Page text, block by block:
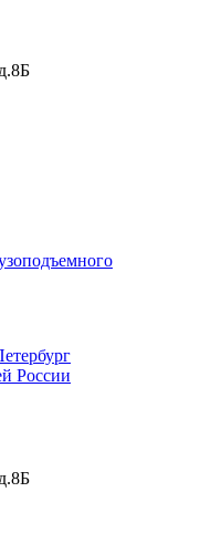
России